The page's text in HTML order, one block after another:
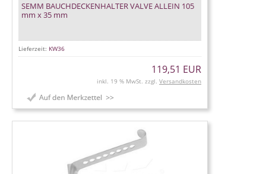
SEMM BAUCHDECKENHALTER VALVE ALLEIN 105
mm x 35 mm
Lieferzeit: KW36
119,51 EUR
inkl. 19 % MwSt. zzgl. Versandkosten